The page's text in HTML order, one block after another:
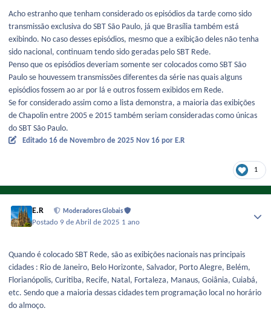
Acho estranho que tenham considerado os episódios da tarde como sido
transmissão exclusiva do SBT São Paulo, já que Brasília também está
exibindo. No caso desses episódios, mesmo que a exibição deles não tenha
sido nacional, continuam tendo sido geradas pelo SBT Rede.
Penso que os episódios deveriam somente ser colocados como SBT São
Paulo se houvessem transmissões diferentes da série nas quais alguns
episódios fossem ao ar por lá e outros fossem exibidos em Rede.
Se for considerado assim como a lista demonstra, a maioria das exibições
de Chapolin entre 2005 e 2015 também seriam consideradas como únicas
do SBT São Paulo.
Editado 16 de Novembro de 2025 Nov 16por E.R
1
E.R Moderadores Globais
Postado 9 de Abril de 2025 1 ano
Quando é colocado SBT Rede, são as exibições nacionais nas principais
cidades : Rio de Janeiro, Belo Horizonte, Salvador, Porto Alegre, Belém,
Florianópolis, Curitiba, Recife, Natal, Fortaleza, Manaus, Goiânia, Cuiabá,
etc. Sendo que a maioria dessas cidades tem programação local no horário
do almoço.